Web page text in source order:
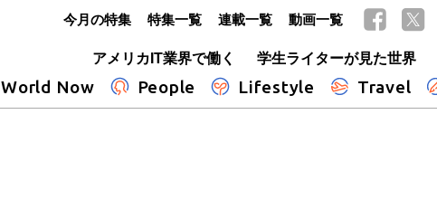
アメリカIT業界で働く
学生ライターが見た世界
World Now People Lifestyle Travel
今月の特集 特集一覧 連載一覧 動画一覧